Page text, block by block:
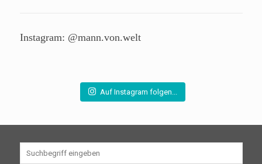
Instagram: @mann.von.welt
Auf Instagram folgen...